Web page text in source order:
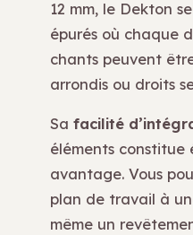
12 mm, le Dekton
épurés où chaque
chants peuvent
arrondis ou droits
Sa facilité
éléments constitue
avantage. Vous
plan de travail à
même un